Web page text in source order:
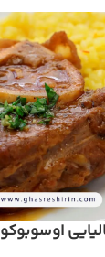
اوسوبوکو